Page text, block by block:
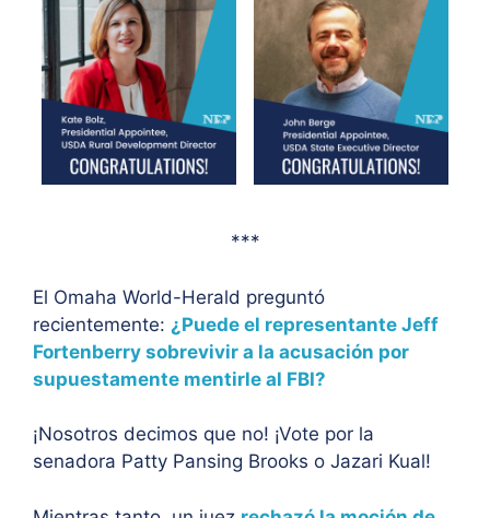
***
El Omaha World-Herald preguntó
recientemente: ¿Puede el representante Jeff
Fortenberry sobrevivir a la acusación por
supuestamente mentirle al FBI?
¡Nosotros decimos que no! ¡Vote por la
senadora Patty Pansing Brooks o Jazari Kual!